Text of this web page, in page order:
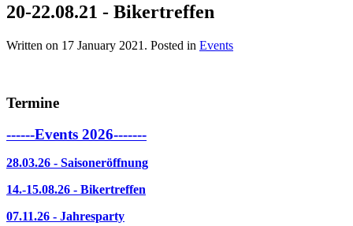
20-22.08.21 - Bikertreffen
Written on 17 January 2021 . Posted in Events
Termine
------Events 2026-------
28.03.26 - Saisoneröffnung
14.-15.08.26 - Bikertreffen
07.11.26 - Jahresparty